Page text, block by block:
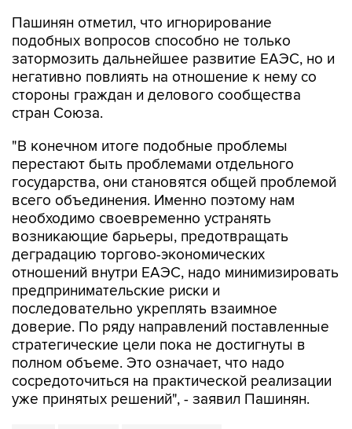
Пашинян отметил, что игнорирование
подобных вопросов способно не только
затормозить дальнейшее развитие ЕАЭС, но и
негативно повлиять на отношение к нему со
стороны граждан и делового сообщества
стран Союза.
"В конечном итоге подобные проблемы
перестают быть проблемами отдельного
государства, они становятся общей проблемой
всего объединения. Именно поэтому нам
необходимо своевременно устранять
возникающие барьеры, предотвращать
деградацию торгово-экономических
отношений внутри ЕАЭС, надо минимизировать
предпринимательские риски и
последовательно укреплять взаимное
доверие. По ряду направлений поставленные
стратегические цели пока не достигнуты в
полном объеме. Это означает, что надо
сосредоточиться на практической реализации
уже принятых решений", - заявил Пашинян.